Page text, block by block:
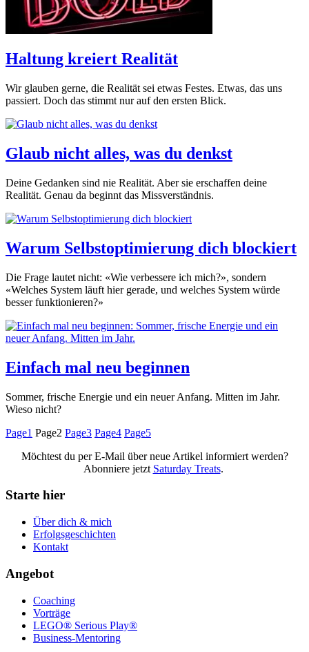
Haltung kreiert Realität
Wir glauben gerne, die Realität sei etwas Festes. Etwas, das uns
passiert. Doch das stimmt nur auf den ersten Blick.
Glaub nicht alles, was du denkst
Deine Gedanken sind nie Realität. Aber sie erschaffen deine
Realität. Genau da beginnt das Missverständnis.
Warum Selbstoptimierung dich blockiert
Die Frage lautet nicht: «Wie verbessere ich mich?», sondern
«Welches System läuft hier gerade, und welches System würde
besser funktionieren?»
Einfach mal neu beginnen
Sommer, frische Energie und ein neuer Anfang. Mitten im Jahr.
Wieso nicht?
Page1 Page2 Page3 Page4 Page5
Möchtest du per E-Mail über neue Artikel informiert werden?
Abonniere jetzt Saturday Treats.
Starte hier
Über dich & mich
Erfolgsgeschichten
Kontakt
Angebot
Coaching
Vorträge
LEGO® Serious Play®
Business-Mentoring